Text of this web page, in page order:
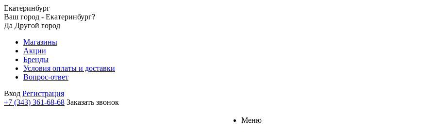
Екатеринбург
Ваш город - Екатеринбург?
Да Другой город
Магазины
Акции
Бренды
Условия оплаты и доставки
Вопрос-ответ
Вход Регистрация
+7 (343) 361-68-68 Заказать звонок
Меню